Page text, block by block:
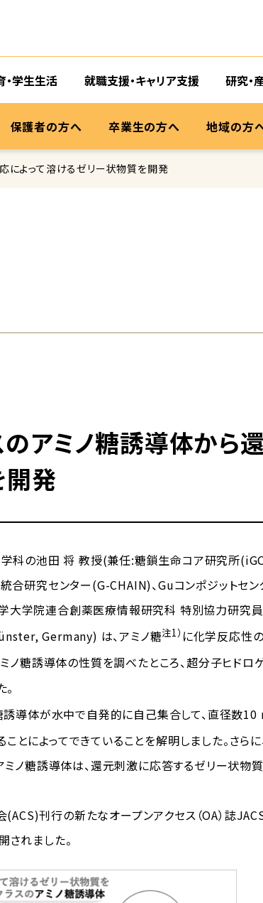
・学生生活 就職支援・キャリア支援 研究・
保護者の方へ 卒業生の方へ 地域の方
によって溶けるゼリー状物質を開発
アミノ糖誘導体から
開発
科の池田 将 教授(兼任:糖鎖生命コア研究所
合研究センター(G-CHAIN)、Guコンポジットセ
大学院連合創薬医療情報研究科 特別協力研
Germany) は、アミノ糖注1） に化学反応性
ノ糖誘導体の性質を調べたところ、超分子ヒドロ
誘導体が水中で自発的に自己集合して、直径数
によってできていることを解明しました。さら
ミノ糖誘導体は、還元刺激に応答するゼリー状物
刊行の新たなオープンアクセス（OA）誌
されました。